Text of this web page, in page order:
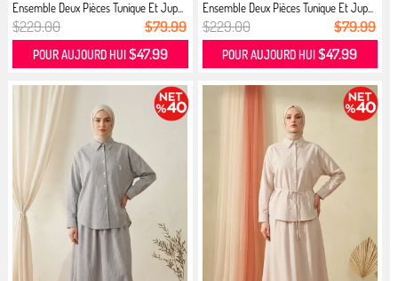
Ensemble Deux Pièces Tunique Et Jup...
$229.00 $79.99
POUR AUJOURD HUI $47.99
Ensemble Deux Pièces Tunique Et Jup...
$229.00 $79.99
POUR AUJOURD HUI$47.99